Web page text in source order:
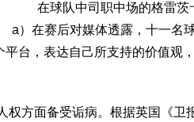
在球队中司职中场的格雷茨
a）在赛后对媒体透露，十一名
平台，表达自己所支持的价值
方面备受诟病。根据英国《卫